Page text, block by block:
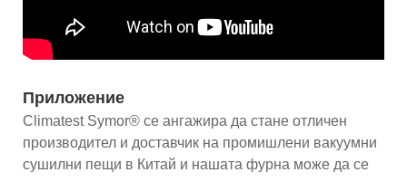
Приложение
Climatest Symor® се ангажира да стане отличен
производител и доставчик на промишлени вакуумни
сушилни пещи в Китай и нашата фурна може да се